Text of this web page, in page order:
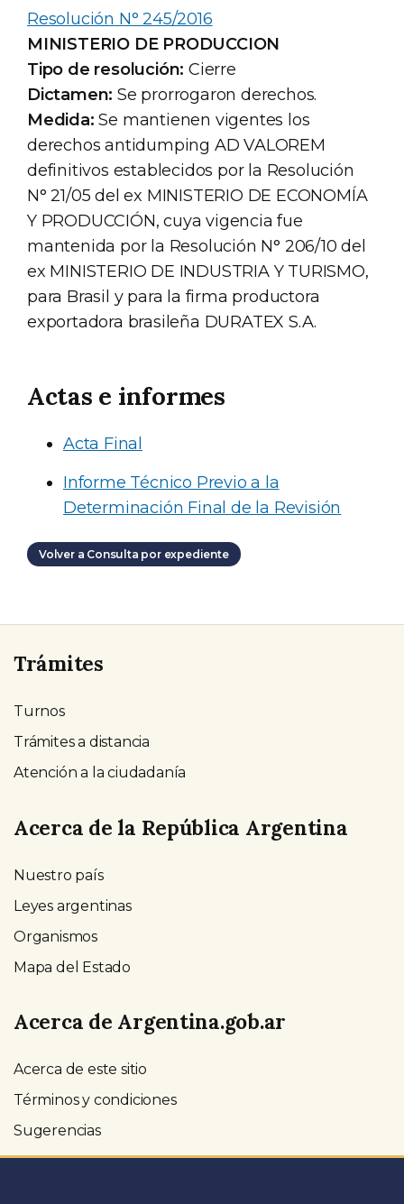
Resolución N° 245/2016
MINISTERIO DE PRODUCCION
Tipo de resolución: Cierre
Dictamen: Se prorrogaron derechos.
Medida: Se mantienen vigentes los
derechos antidumping AD VALOREM
definitivos establecidos por la Resolución
N° 21/05 del ex MINISTERIO DE ECONOMÍA
Y PRODUCCIÓN, cuya vigencia fue
mantenida por la Resolución N° 206/10 del
ex MINISTERIO DE INDUSTRIA Y TURISMO,
para Brasil y para la firma productora
exportadora brasileña DURATEX S.A.
Actas e informes
Acta Final
Informe Técnico Previo a la
Determinación Final de la Revisión
Volver a Consulta por expediente
Trámites
Turnos
Trámites a distancia
Atención a la ciudadanía
Acerca de la República Argentina
Nuestro país
Leyes argentinas
Organismos
Mapa del Estado
Acerca de Argentina.gob.ar
Acerca de este sitio
Términos y condiciones
Sugerencias